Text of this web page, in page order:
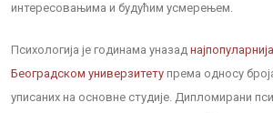
интересовањима и будућим усмерењем.
Психологија је годинама уназад
Београдском универзитету према односу
уписаних на основне студије. Дипломирани